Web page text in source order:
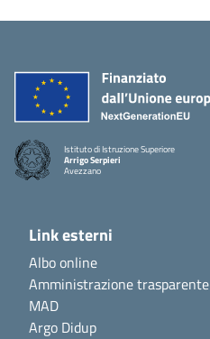
Istituto di Istruzione Superiore
Arrigo Serpieri
Avezzano
Link esterni
Albo online
Amministrazione trasparente
MAD
Argo Didup